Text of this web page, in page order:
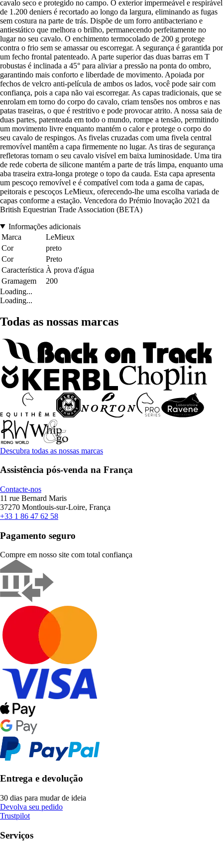
cavalo seco e protegido no campo. O exterior impermeável e respirável
de 1.200 deniers é recortado ao longo da largura, eliminando as fugas
sem costura na parte de trás. Dispõe de um forro antibacteriano e
antiestático que melhora o brilho, permanecendo perfeitamente no
lugar no seu cavalo. O enchimento termocolado de 200 g protege
contra o frio sem se amassar ou escorregar. A segurança é garantida por
um fecho frontal patenteado. A parte superior das duas barras em T
robustas é inclinada a 45° para aliviar a pressão na ponta do ombro,
garantindo mais conforto e liberdade de movimento. Apoiada por
fechos de velcro anti-película de ambos os lados, você pode sair com
confiança, pois a capa não vai escorregar. As capas tradicionais, que se
enrolam em torno do corpo do cavalo, criam tensões nos ombros e nas
patas traseiras, o que é restritivo e pode provocar atrito. A nossa saia de
duas partes, patenteada em todo o mundo, rompe a tensão, permitindo
um movimento livre enquanto mantém o calor e protege o corpo do
seu cavalo de respingos. As fivelas cruzadas com uma fivela central
removível mantêm a capa firmemente no lugar. As tiras de segurança
refletoras tornam o seu cavalo visível em baixa luminosidade. Uma tira
de rede coberta de silicone mantém a parte de trás limpa, enquanto uma
aba traseira extra-longa protege o topo da cauda. Esta capa apresenta
um pescoço removível e é compatível com toda a gama de capas,
peitorais e pescoços LeMieux, oferecendo-lhe uma escolha variada de
capas conforme a estação. Vencedora do Prémio Inovação 2021 da
British Equestrian Trade Association (BETA)
Informações adicionais
Marca
LeMieux
Cor
preto
Cor
Preto
Característica À prova d'água
Gramagem
200
Loading...
Loading...
Todas as nossas marcas
Descubra todas as nossas marcas
Assistência pós-venda na França
Contacte-nos
11 rue Bernard Maris
37270 Montlouis-sur-Loire, França
+33 1 86 47 62 58
Pagamento seguro
Compre em nosso site com total confiança
Entrega e devolução
30 dias para mudar de ideia
Devolva seu pedido
Trustpilot
Serviços